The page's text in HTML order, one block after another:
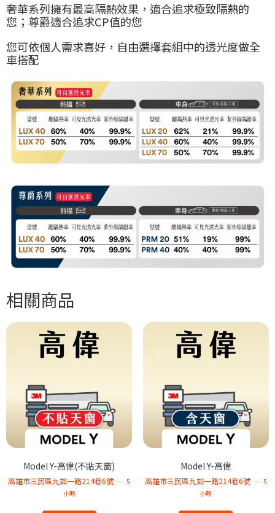
奢華系列擁有最高隔熱效果，適合追求極致隔熱的
您；尊爵適合追求CP值的您
您可依個人需求喜好，自由選擇套組中的透光度做全
車搭配
相關商品
Model Y-高偉(不貼天窗)
高雄市三民區九如一路214巷6號
5
小時
Model Y-高偉
高雄市三民區九如一路214巷6號
5
小時